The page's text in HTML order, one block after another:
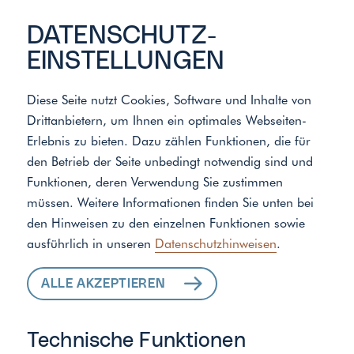
DATENSCHUTZ­
EINSTELLUNGEN
Diese Seite nutzt Cookies, Software und Inhalte von
Drittanbietern, um Ihnen ein optimales Webseiten-
Erlebnis zu bieten. Dazu zählen Funktionen, die für
den Betrieb der Seite unbedingt notwendig sind und
Funktionen, deren Verwendung Sie zustimmen
müssen. Weitere Informationen finden Sie unten bei
den Hinweisen zu den einzelnen Funktionen sowie
ausführlich in unseren Datenschutzhinweisen.
ALLE AKZEPTIEREN
Technische Funktionen
Meister der Elemente
ALLE LEISTUNGEN
FÜR IHR ZUHAUSE